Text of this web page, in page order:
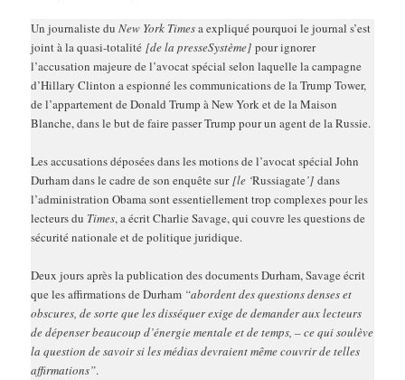
Un journaliste duNew York Timesa expliqué pourquoi le journal s’est
joint à la quasi-totalité [de la presseSystème]pour ignorer
l’accusation majeure de l’avocat spécial selon laquelle la campagne
d’Hillary Clinton a espionné les communications de la Trump Tower,
de l’appartement de Donald Trump à New York et de la Maison
Blanche, dans le but de faire passer Trump pour un agent de la Russie.
Les accusations déposées dans les motions de l’avocat spécial John
Durham dans le cadre de son enquête sur[le ‘Russiagate’]dans
l’administration Obama sont essentiellement trop complexes pour les
lecteurs du Times, a écrit Charlie Savage, qui couvre les questions de
sécurité nationale et de politique juridique.
Deux jours après la publication des documents Durham, Savage écrit
que les affirmations de Durham “abordent des questions denses et
obscures, de sorte que les disséquer exige de demander aux lecteurs
de dépenser beaucoup d’énergie mentale et de temps, – ce qui soulève
la question de savoir si les médias devraient même couvrir de telles
affirmations”.